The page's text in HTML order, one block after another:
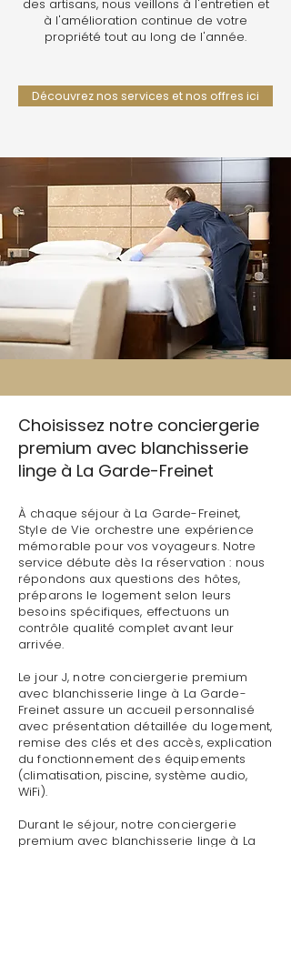
des artisans, nous veillons à l'entretien et
à l'amélioration continue de votre
propriété tout au long de l'année.
Découvrez nos services et nos offres ici
Choisissez notre conciergerie
premium avec blanchisserie
linge à La Garde-Freinet
À chaque séjour à La Garde-Freinet,
Style de Vie orchestre une expérience
mémorable pour vos voyageurs. Notre
service débute dès la réservation : nous
répondons aux questions des hôtes,
préparons le logement selon leurs
besoins spécifiques, effectuons un
contrôle qualité complet avant leur
arrivée.
Le jour J, notre conciergerie premium
avec blanchisserie linge à La Garde-
Freinet assure un accueil personnalisé
avec présentation détaillée du logement,
remise des clés et des accès, explication
du fonctionnement des équipements
(climatisation, piscine, système audio,
WiFi).
Durant le séjour, notre conciergerie
premium avec blanchisserie linge à La